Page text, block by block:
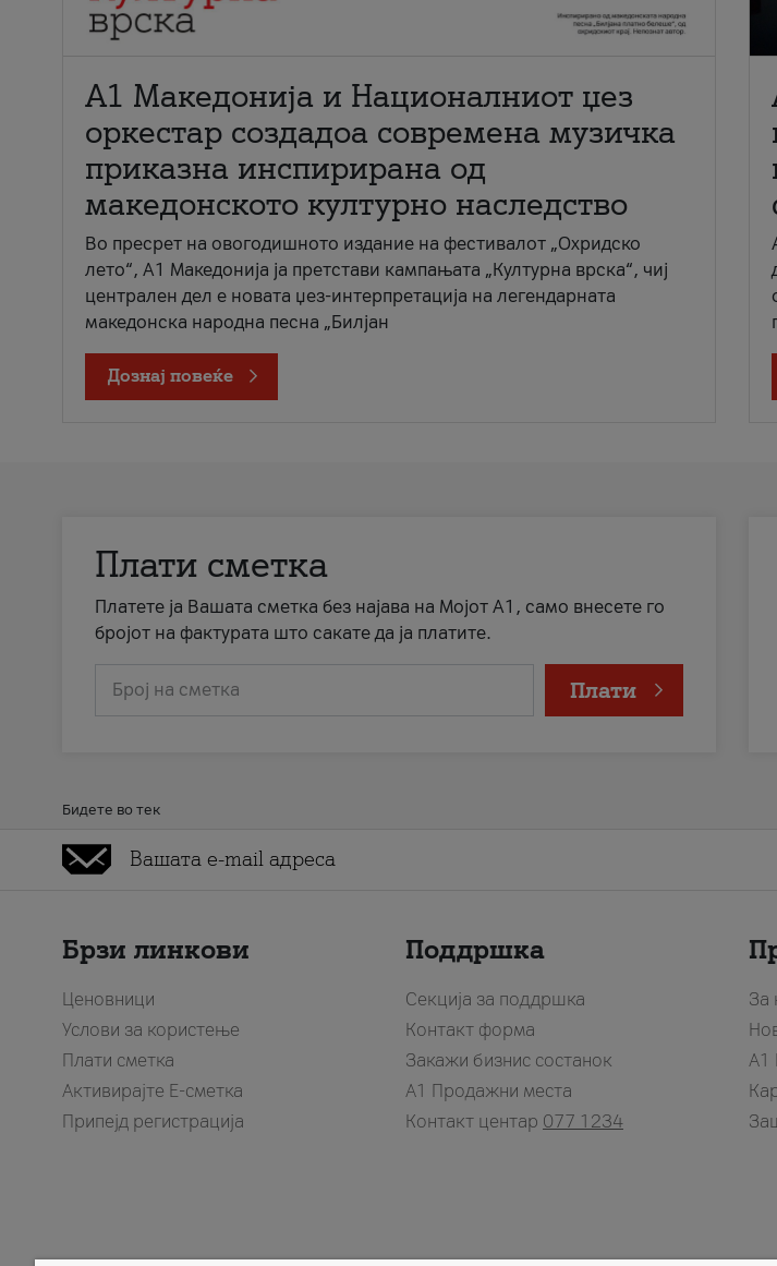
А1 Македонија и Националниот џез
оркестар создадоа современа музичка
приказна инспирирана од
македонското културно наследство
Во пресрет на овогодишното издание на фестивалот „Охридско
лето“, А1 Македонија ја претстави кампањата „Културна врска“, чиј
централен дел е новата џез-интерпретација на легендарната
македонска народна песна „Билјан
Дознај повеќе
Плати сметка
Платете ја Вашата сметка без најава на Мојот А1, само внесете го
бројот на фактурата што сакате да ја платите.
Број на сметка Плати
Бидете во тек
Брзи линкови
Ценовници
Услови за користење
Плати сметка
Активирајте Е-сметка
Припејд регистрација
Поддршка
Секција за поддршка
Контакт форма
Закажи бизнис состанок
A1 Продажни места
Контакт центар 077 1234
За
А1